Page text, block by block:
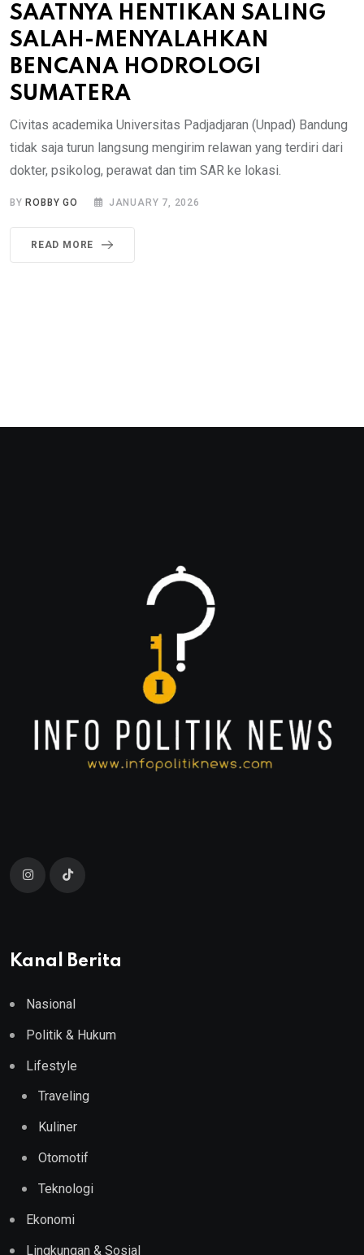
SAATNYA HENTIKAN SALING
SALAH-MENYALAHKAN
BENCANA HODROLOGI
SUMATERA
Civitas academika Universitas Padjadjaran (Unpad) Bandung
tidak saja turun langsung mengirim relawan yang terdiri dari
dokter, psikolog, perawat dan tim SAR ke lokasi.
BYROBBY GO JANUARY 7, 2026
READ MORE
Kanal Berita
Nasional
Politik & Hukum
Lifestyle
Traveling
Kuliner
Otomotif
Teknologi
Ekonomi
Lingkungan & Sosial